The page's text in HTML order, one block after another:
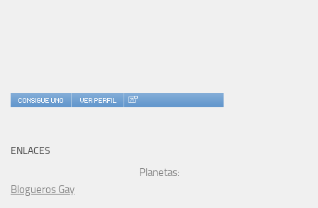
ENLACES
Planetas:
Blogueros Gay